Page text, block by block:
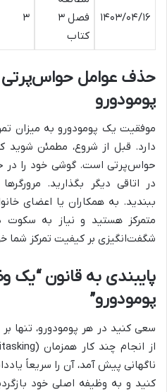
۱۴۰۳/۰۴/۱۶
فصل ۳
کتاب
۳
حذف عوامل حواس‌پرتی
پومودورو
دارد. قبل از شروع، مطمئن شوید
حواس‌پرتی است. گوشی خود را در
در اتاقی دیگر بگذارید.
ببندید. به همکاران یا اعضای
متمرکز هستید و نیاز به سکوت
شگفت‌انگیزی بر کیفیت تمرکز شما
پایبندی به قانون “یک
پومودورو”
سعی کنید در هر پومودورو، تنها
ناگهانی پیش آمد، آن را سریعاً
کنید و به وظیفه اصلی خود